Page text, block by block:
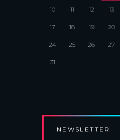
10 11 12 13
17 18 19 20
24 25 26 27
31
NEWSLETTER